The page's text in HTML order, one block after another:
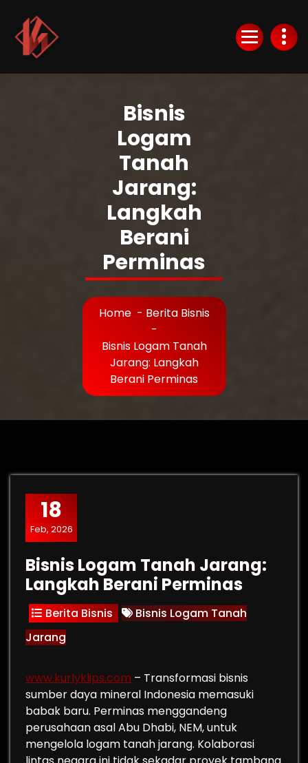
Content
tren pasar yang relevan.
Bisnis
Logam
Tanah
Jarang:
Langkah
Berani
Perminas
Home- Berita Bisnis
-
Bisnis Logam Tanah
Jarang: Langkah
Berani Perminas
18
Feb, 2026
Bisnis Logam Tanah Jarang:
Langkah Berani Perminas
Berita Bisnis
Bisnis Logam Tanah
Jarang
www.kurlyklips.com – Transformasi bisnis
sumber daya mineral Indonesia memasuki
babak baru. Perminas menggandeng
perusahaan asal Abu Dhabi, NEM, untuk
mengelola logam tanah jarang. Kolaborasi